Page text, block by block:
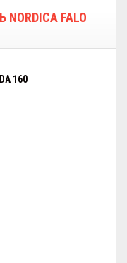
NORDICA FALO
160